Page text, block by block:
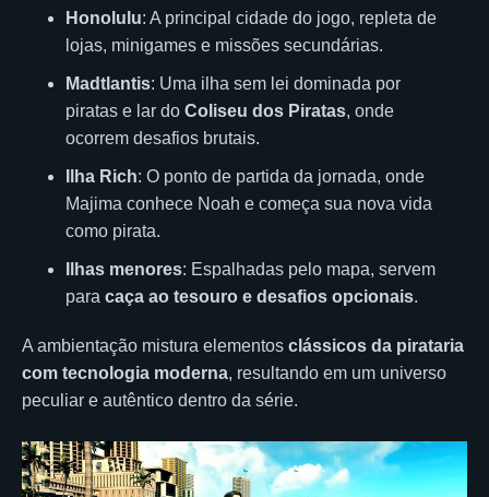
Honolulu: A principal cidade do jogo, repleta de
lojas, minigames e missões secundárias.
Madtlantis: Uma ilha sem lei dominada por
piratas e lar do Coliseu dos Piratas, onde
ocorrem desafios brutais.
Ilha Rich: O ponto de partida da jornada, onde
Majima conhece Noah e começa sua nova vida
como pirata.
Ilhas menores: Espalhadas pelo mapa, servem
para caça ao tesouro e desafios opcionais.
A ambientação mistura elementos clássicos da pirataria
com tecnologia moderna, resultando em um universo
peculiar e autêntico dentro da série.